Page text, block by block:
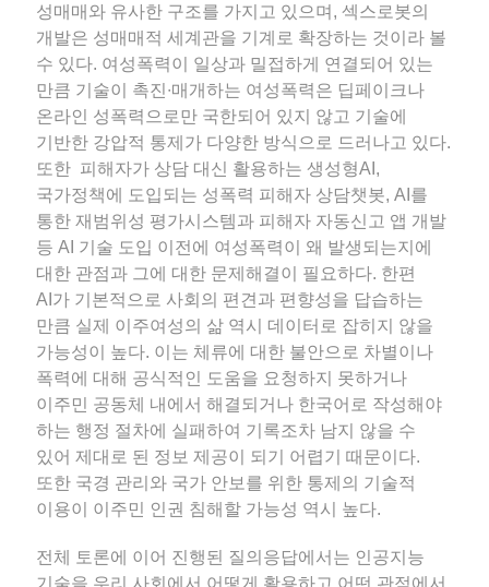
성매매와 유사한 구조를 가지고 있으며, 섹스로봇의
개발은 성매매적 세계관을 기계로 확장하는 것이라 볼
수 있다. 여성폭력이 일상과 밀접하게 연결되어 있는
만큼 기술이 촉진∙매개하는 여성폭력은 딥페이크나
온라인 성폭력으로만 국한되어 있지 않고 기술에
기반한 강압적 통제가 다양한 방식으로 드러나고 있다.
또한 피해자가 상담 대신 활용하는 생성형AI,
국가정책에 도입되는 성폭력 피해자 상담챗봇, AI를
통한 재범위성 평가시스템과 피해자 자동신고 앱 개발
등 AI 기술 도입 이전에 여성폭력이 왜 발생되는지에
대한 관점과 그에 대한 문제해결이 필요하다. 한편
AI가 기본적으로 사회의 편견과 편향성을 답습하는
만큼 실제 이주여성의 삶 역시 데이터로 잡히지 않을
가능성이 높다. 이는 체류에 대한 불안으로 차별이나
폭력에 대해 공식적인 도움을 요청하지 못하거나
이주민 공동체 내에서 해결되거나 한국어로 작성해야
하는 행정 절차에 실패하여 기록조차 남지 않을 수
있어 제대로 된 정보 제공이 되기 어렵기 때문이다.
또한 국경 관리와 국가 안보를 위한 통제의 기술적
이용이 이주민 인권 침해할 가능성 역시 높다.
전체 토론에 이어 진행된 질의응답에서는 인공지능
기술을 우리 사회에서 어떻게 활용하고 어떤 관점에서